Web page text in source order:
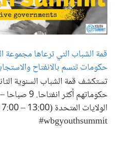
حكومات تتسم بالانفتاح
تستكشف قمة الشباب السنوية
wbgyouthsummit#